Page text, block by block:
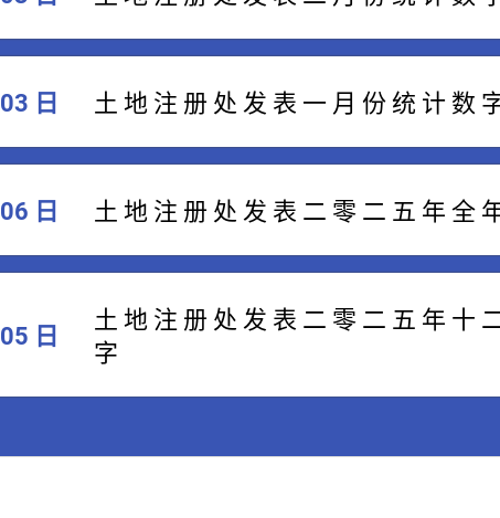
日 土 地 注 册 处 发 表 一 月 份 统 计 数
日 土 地 注 册 处 发 表 二 零 二 五 年 全
日
土 地 注 册 处 发 表 二 零 二 五 年 十
字